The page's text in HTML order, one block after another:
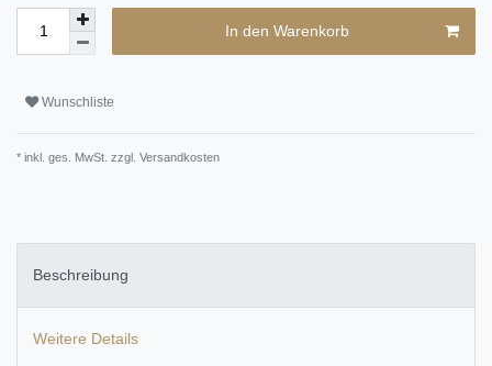
In den Warenkorb
Wunschliste
* inkl. ges. MwSt. zzgl. Versandkosten
Beschreibung
Weitere Details